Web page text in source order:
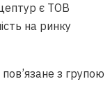
є ТОВ
на ринку
з групою